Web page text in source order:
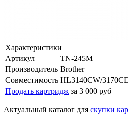
Характеристики
Артикул
TN-245M
Производитель Brother
Совместимость HL3140CW/
Продать картридж за 3 000 руб
Актуальный каталог для скупки